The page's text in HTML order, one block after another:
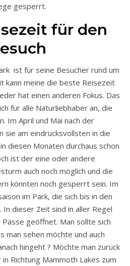
gesperrt.
für den
ist für seine Besucher rund um
kann meine die beste Reisezeit
hat einen anderen Fokus. Das
für alle Naturliebhaber an, die
Im April und Mai nach der
sie am eindrucksvollsten in die
diesen Monaten durchaus schon
ist der eine oder andere
auch noch möglich und die
könnten noch gesperrt sein. Im
im Park, die sich bis in den
dieser Zeit sind in aller Regel
geöffnet. Man sollte sich
man sehen möchte und auch
hingeht ? Möchte man zurück
in Richtung Mammoth Lakes zum